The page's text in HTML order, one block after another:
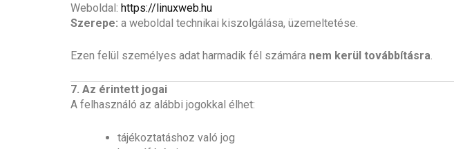
Weboldal: https://linuxweb.hu
Szerepe: a weboldal technikai kiszolgálása, üzemeltetése.
Ezen felül személyes adat harmadik fél számára nem kerül továbbításra.
7. Az érintett jogai
A felhasználó az alábbi jogokkal élhet:
tájékoztatáshoz való jog